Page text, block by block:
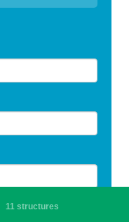
11 structures